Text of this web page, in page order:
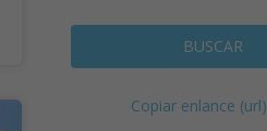
BUSCAR
Copiar enlance (url)